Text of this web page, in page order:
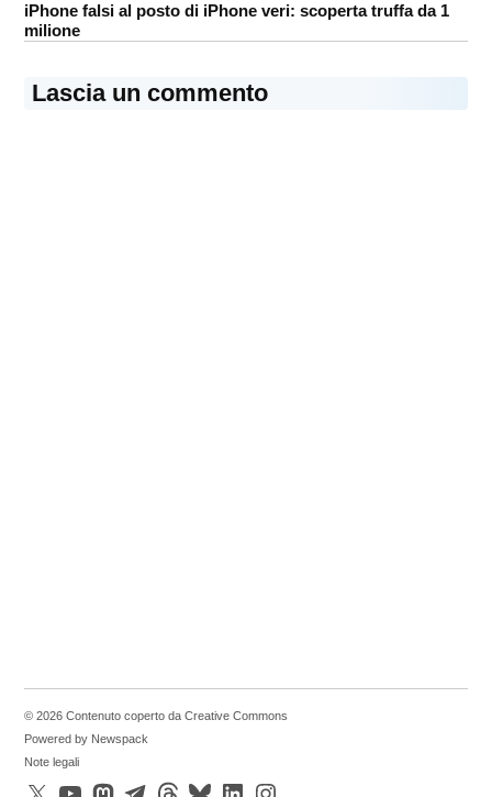
iPhone falsi al posto di iPhone veri: scoperta truffa da 1
milione
Lascia un commento
© 2026 Contenuto coperto da Creative Commons
Powered by Newspack
Note legali
X
YouTubeMastodonTelegramThreadsBlueskyLinkedInInstagram